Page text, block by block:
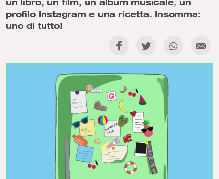
un libro, un film, un album musicale, un
profilo Instagram e una ricetta. Insomma:
uno di tutto!